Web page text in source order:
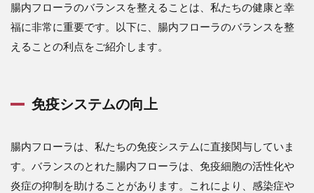
腸内フローラのバランスを整えることは、私たちの健康と幸
福に非常に重要です。以下に、腸内フローラのバランスを整
えることの利点をご紹介します。
免疫システムの向上
腸内フローラは、私たちの免疫システムに直接関与していま
す。バランスのとれた腸内フローラは、免疫細胞の活性化や
炎症の抑制を助けることがあります。これにより、感染症や